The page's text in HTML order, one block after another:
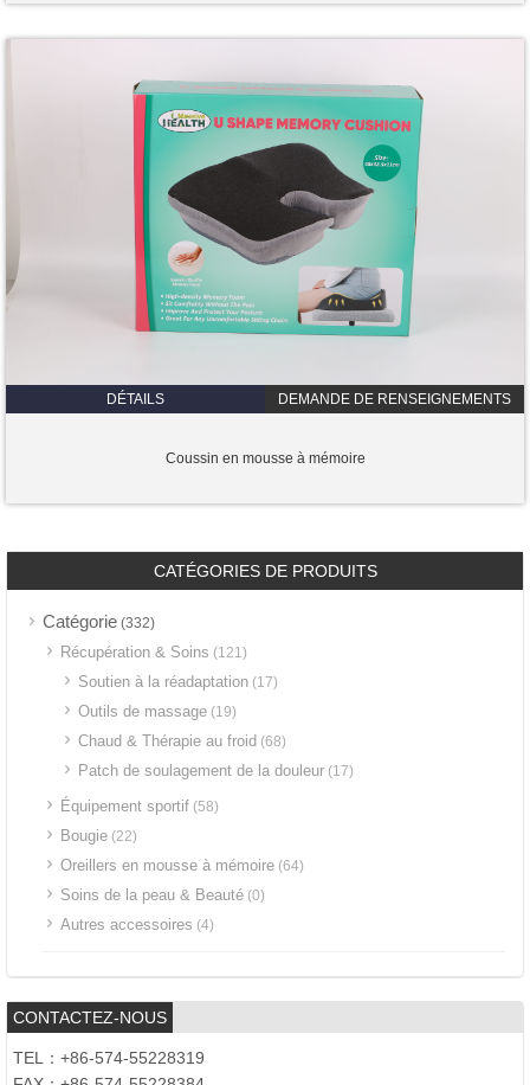
DÉTAILS DEMANDE DE RENSEIGNEMENTS
Coussin en mousse à mémoire
CATÉGORIES DE PRODUITS
Catégorie (332)
Récupération & Soins (121)
Soutien à la réadaptation (17)
Outils de massage (19)
Chaud & Thérapie au froid (68)
Patch de soulagement de la douleur (17)
Équipement sportif (58)
Bougie (22)
Oreillers en mousse à mémoire (64)
Soins de la peau & Beauté (0)
Autres accessoires (4)
CONTACTEZ-NOUS
TEL：+86-574-55228319